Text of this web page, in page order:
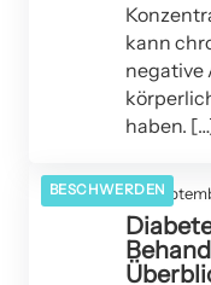
kann
negative
haben.
BESCHWERDEN
20.